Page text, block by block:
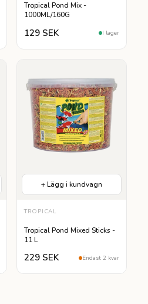
Tropical Pond Mix -
1000ML/160G
129 SEK I lager
+ Lägg i kundvagn
TROPICAL
Tropical Pond Mixed Sticks -
11 L
229 SEK Endast 2 kvar